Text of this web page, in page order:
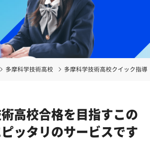
多摩科学技術高校 多摩科学技術高校クイック指導
高校合格を目指すこの
ッタリのサービスです